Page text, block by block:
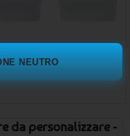
NEUTRO
da personalizzare -